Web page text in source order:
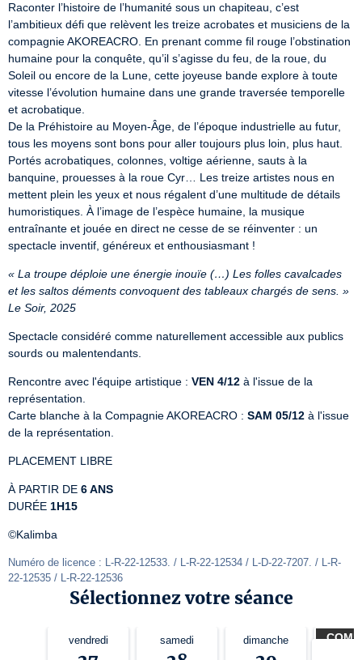
Raconter l’histoire de l’humanité sous un chapiteau, c’est
l’ambitieux défi que relèvent les treize acrobates et musiciens de la
compagnie AKOREACRO. En prenant comme fil rouge l’obstination
humaine pour la conquête, qu’il s’agisse du feu, de la roue, du
Soleil ou encore de la Lune, cette joyeuse bande explore à toute
vitesse l’évolution humaine dans une grande traversée temporelle
et acrobatique.
De la Préhistoire au Moyen-Âge, de l’époque industrielle au futur,
tous les moyens sont bons pour aller toujours plus loin, plus haut.
Portés acrobatiques, colonnes, voltige aérienne, sauts à la
banquine, prouesses à la roue Cyr… Les treize artistes nous en
mettent plein les yeux et nous régalent d’une multitude de détails
humoristiques. À l’image de l’espèce humaine, la musique
entraînante et jouée en direct ne cesse de se réinventer : un
spectacle inventif, généreux et enthousiasmant !
« La troupe déploie une énergie inouïe (…) Les folles cavalcades
et les saltos déments convoquent des tableaux chargés de sens. »
Le Soir, 2025
Spectacle considéré comme naturellement accessible aux publics
sourds ou malentendants.
Rencontre avec l'équipe artistique : VEN 4/12 à l'issue de la
représentation.
Carte blanche à la Compagnie AKOREACRO : SAM 05/12 à l'issue
de la représentation.
PLACEMENT LIBRE
À PARTIR DE 6 ANS
DURÉE 1H15
©Kalimba
Numéro de licence : L-R-22-12533. / L-R-22-12534 / L-D-22-7207. / L-R-
22-12535 / L-R-22-12536
Sélectionnez votre séance
vendredi samedi dimanche